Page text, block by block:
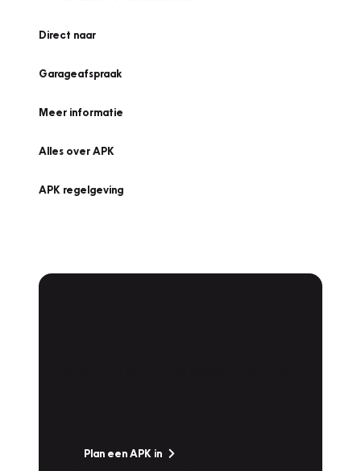
Direct naar
Garageafspraak
Meer informatie
Alles over APK
APK regelgeving
Plan een APK in